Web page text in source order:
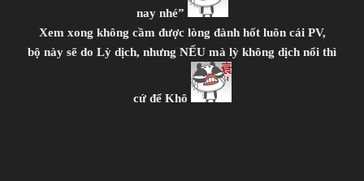
nay nhé”
Xem xong không cầm được lòng đành hốt luôn cái PV,
bộ này sẽ do Lỳ dịch, nhưng NẾU mà lỳ không dịch nổi thì
cứ để Khô